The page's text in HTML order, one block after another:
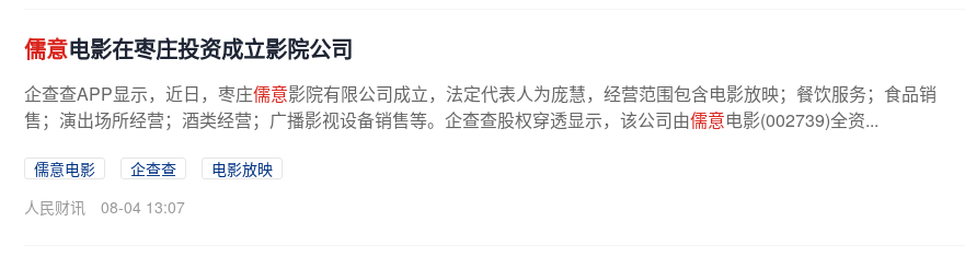
儒意电影在枣庄投资成立影院公司
企查查APP显示，近日，枣庄儒意影院有限公司成立，法定代表人为庞慧，经营范围包含电影放映；餐饮服务；食品销
售；演出场所经营；酒类经营；广播影视设备销售等。企查查股权穿透显示，该公司由儒意电影(002739)全资...
儒意电影 企查查
电影放映
人民财讯
08-04 13:07